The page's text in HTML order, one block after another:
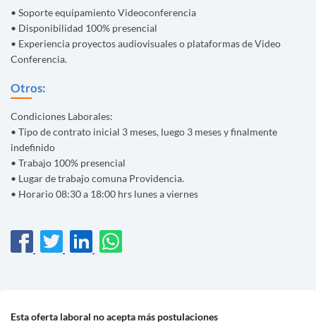
• Soporte equipamiento Videoconferencia
• Disponibilidad 100% presencial
• Experiencia proyectos audiovisuales o plataformas de Video
Conferencia.
Otros:
Condiciones Laborales:
• Tipo de contrato inicial 3 meses, luego 3 meses y finalmente
indefinido
• Trabajo 100% presencial
• Lugar de trabajo comuna Providencia.
• Horario 08:30 a 18:00 hrs lunes a viernes
Esta oferta laboral no acepta más postulaciones